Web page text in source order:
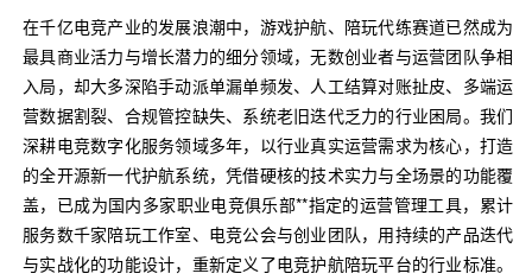
在千亿电竞产业的发展浪潮中，游戏护航、陪玩代练赛道已然成为
最具商业活力与增长潜力的细分领域，无数创业者与运营团队争相
入局，却大多深陷手动派单漏单频发、人工结算对账扯皮、多端运
营数据割裂、合规管控缺失、系统老旧迭代乏力的行业困局。我们
深耕电竞数字化服务领域多年，以行业真实运营需求为核心，打造
的全开源新一代护航系统，凭借硬核的技术实力与全场景的功能覆
盖，已成为国内多家职业电竞俱乐部**指定的运营管理工具，累计
服务数千家陪玩工作室、电竞公会与创业团队，用持续的产品迭代
与实战化的功能设计，重新定义了电竞护航陪玩平台的行业标准。